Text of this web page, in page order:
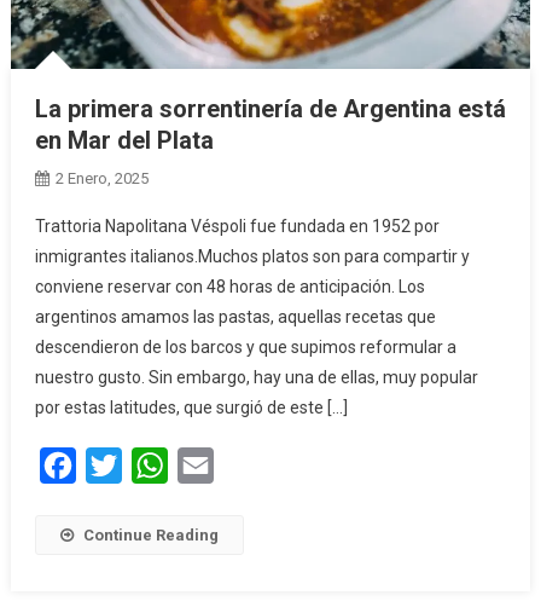
La primera sorrentinería de Argentina está
en Mar del Plata
2 Enero, 2025
Trattoria Napolitana Véspoli fue fundada en 1952 por
inmigrantes italianos.Muchos platos son para compartir y
conviene reservar con 48 horas de anticipación. Los
argentinos amamos las pastas, aquellas recetas que
descendieron de los barcos y que supimos reformular a
nuestro gusto. Sin embargo, hay una de ellas, muy popular
por estas latitudes, que surgió de este […]
Facebook
Twitter WhatsApp
Continue Reading